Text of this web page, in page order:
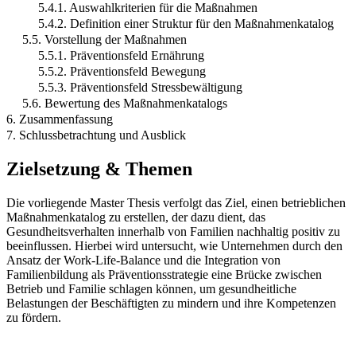
5.4.1. Auswahlkriterien für die Maßnahmen
5.4.2. Definition einer Struktur für den Maßnahmenkatalog
5.5. Vorstellung der Maßnahmen
5.5.1. Präventionsfeld Ernährung
5.5.2. Präventionsfeld Bewegung
5.5.3. Präventionsfeld Stressbewältigung
5.6. Bewertung des Maßnahmenkatalogs
6. Zusammenfassung
7. Schlussbetrachtung und Ausblick
Zielsetzung & Themen
Die vorliegende Master Thesis verfolgt das Ziel, einen betrieblichen
Maßnahmenkatalog zu erstellen, der dazu dient, das
Gesundheitsverhalten innerhalb von Familien nachhaltig positiv zu
beeinflussen. Hierbei wird untersucht, wie Unternehmen durch den
Ansatz der Work-Life-Balance und die Integration von
Familienbildung als Präventionsstrategie eine Brücke zwischen
Betrieb und Familie schlagen können, um gesundheitliche
Belastungen der Beschäftigten zu mindern und ihre Kompetenzen
zu fördern.